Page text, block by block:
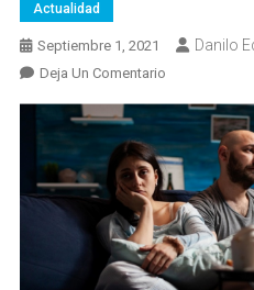
Actualidad
Septiembre 1, 2021 Danilo
Deja Un ComentarioEn
5
De
Cada
100
Personas
Afectados
Por